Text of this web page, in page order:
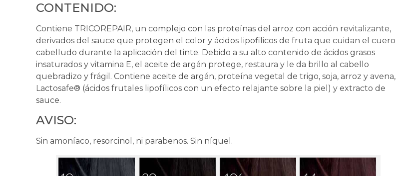
CONTENIDO:
Contiene TRICOREPAIR, un complejo con las proteínas del arroz con acción revitalizante,
derivados del sauce que protegen el color y ácidos lipofilicos de fruta que cuidan el cuero
cabelludo durante la aplicación del tinte. Debido a su alto contenido de ácidos grasos
insaturados y vitamina E, el aceite de argán protege, restaura y le da brillo al cabello
quebradizo y frágil. Contiene aceite de argán, proteína vegetal de trigo, soja, arroz y avena,
Lactosafe® (ácidos frutales lipofílicos con un efecto relajante sobre la piel) y extracto de
sauce.
AVISO:
Sin amoníaco, resorcinol, ni parabenos. Sin níquel.